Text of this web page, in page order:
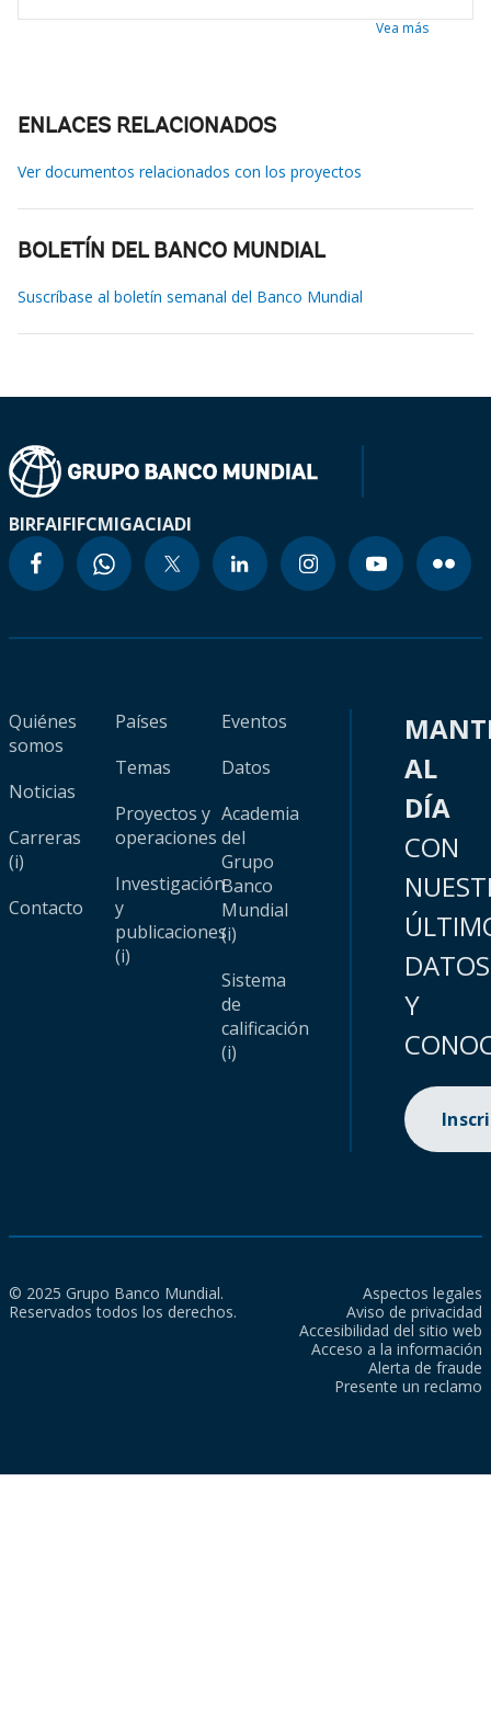
Vea más
ENLACES RELACIONADOS
Ver documentos relacionados con los proyectos
BOLETÍN DEL BANCO MUNDIAL
Suscríbase al boletín semanal del Banco Mundial
BIRFAIFIFCMIGACIADI
Quiénes
somos
Noticias
Carreras
(i)
Contacto
Países
Temas
Proyectos y
operaciones
Investigación
y
publicaciones
(i)
Eventos
Datos
Academia
del
Grupo
Banco
Mundial
(i)
Sistema
de
calificación
(i)
AL
DÍA
CON
DATOS
Y
© 2025 Grupo Banco Mundial.
Reservados todos los derechos.
Aspectos legales
Aviso de privacidad
Accesibilidad del sitio web
Acceso a la información
Alerta de fraude
Presente un reclamo